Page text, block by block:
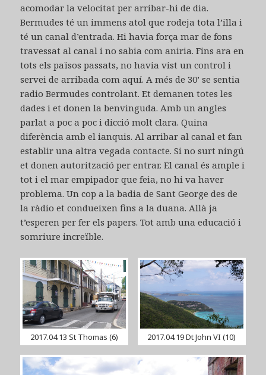
acomodar la velocitat per arribar-hi de dia.
Bermudes té un immens atol que rodeja tota l’illa i
té un canal d’entrada. Hi havia força mar de fons
travessat al canal i no sabia com aniria. Fins ara en
tots els països passats, no havia vist un control i
servei de arribada com aquí. A més de 30’ se sentia
radio Bermudes controlant. Et demanen totes les
dades i et donen la benvinguda. Amb un angles
parlat a poc a poc i dicció molt clara. Quina
diferència amb el ianquis. Al arribar al canal et fan
establir una altra vegada contacte. Si no surt ningú
et donen autorització per entrar. El canal és ample i
tot i el mar empipador que feia, no hi va haver
problema. Un cop a la badia de Sant George des de
la ràdio et condueixen fins a la duana. Allà ja
t’esperen per fer els papers. Tot amb una educació i
somriure increïble.
2017.04.13 St Thomas (6) 2017.04.19 Dt John VI (10)